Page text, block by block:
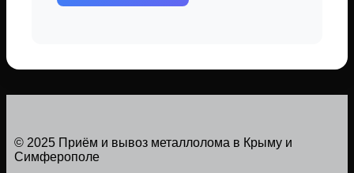
© 2025 Приём и вывоз металлолома в Крыму и
Симферополе